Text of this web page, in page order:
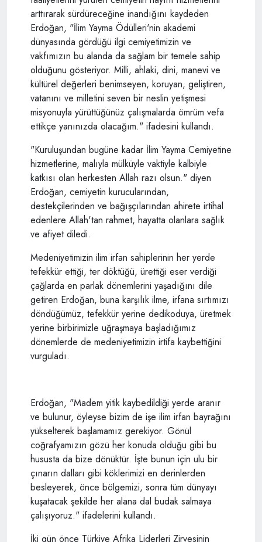
arttırarak sürdüreceğine inandığını kaydeden
Erdoğan, "İlim Yayma Ödülleri'nin akademi
dünyasında gördüğü ilgi cemiyetimizin ve
vakfımızın bu alanda da sağlam bir temele sahip
olduğunu gösteriyor. Milli, ahlaki, dini, manevi ve
kültürel değerleri benimseyen, koruyan, geliştiren,
vatanını ve milletini seven bir neslin yetişmesi
misyonuyla yürüttüğünüz çalışmalarda ömrüm vefa
ettikçe yanınızda olacağım." ifadesini kullandı.
"Kuruluşundan bugüne kadar İlim Yayma Cemiyetine
hizmetlerine, malıyla mülküyle vaktiyle kalbiyle
katkısı olan herkesten Allah razı olsun." diyen
Erdoğan, cemiyetin kurucularından,
destekçilerinden ve bağışçılarından ahirete irtihal
edenlere Allah'tan rahmet, hayatta olanlara sağlık
ve afiyet diledi.
Medeniyetimizin ilim irfan sahiplerinin her yerde
tefekkür ettiği, ter döktüğü, ürettiği eser verdiği
çağlarda en parlak dönemlerini yaşadığını dile
getiren Erdoğan, buna karşılık ilme, irfana sırtımızı
döndüğümüz, tefekkür yerine dedikoduya, üretmek
yerine birbirimizle uğraşmaya başladığımız
dönemlerde de medeniyetimizin irtifa kaybettiğini
vurguladı.
Erdoğan, "Madem yitik kaybedildiği yerde aranır
ve bulunur, öyleyse bizim de işe ilim irfan bayrağını
yükselterek başlamamız gerekiyor. Gönül
coğrafyamızın gözü her konuda olduğu gibi bu
hususta da bize dönüktür. İşte bunun için ulu bir
çınarın dalları gibi köklerimizi en derinlerden
besleyerek, önce bölgemizi, sonra tüm dünyayı
kuşatacak şekilde her alana dal budak salmaya
çalışıyoruz." ifadelerini kullandı.
İki gün önce Türkiye Afrika Liderleri Zirvesinin